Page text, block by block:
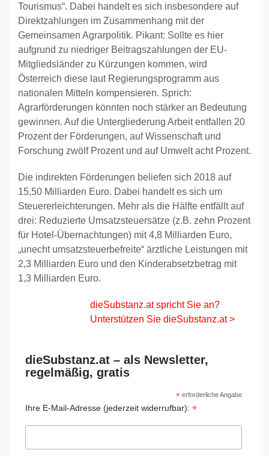
Tourismus“. Dabei handelt es sich insbesondere auf
Direktzahlungen im Zusammenhang mit der
Gemeinsamen Agrarpolitik. Pikant: Sollte es hier
aufgrund zu niedriger Beitragszahlungen der EU-
Mitgliedsländer zu Kürzungen kommen, wird
Österreich diese laut Regierungsprogramm aus
nationalen Mitteln kompensieren. Sprich:
Agrarförderungen könnten noch stärker an Bedeutung
gewinnen. Auf die Untergliederung Arbeit entfallen 20
Prozent der Förderungen, auf Wissenschaft und
Forschung zwölf Prozent und auf Umwelt acht Prozent.
Die indirekten Förderungen beliefen sich 2018 auf
15,50 Milliarden Euro. Dabei handelt es sich um
Steuererleichterungen. Mehr als die Hälfte entfällt auf
drei: Reduzierte Umsatzsteuersätze (z.B. zehn Prozent
für Hotel-Übernachtungen) mit 4,8 Milliarden Euro,
„unecht umsatzsteuerbefreite“ ärztliche Leistungen mit
2,3 Milliarden Euro und den Kinderabsetzbetrag mit
1,3 Milliarden Euro.
dieSubstanz.at spricht Sie an?
Unterstützen Sie dieSubstanz.at >
dieSubstanz.at – als Newsletter,
regelmäßig, gratis
*erforderliche Angabe
Ihre E-Mail-Adresse (jederzeit widerrufbar): *